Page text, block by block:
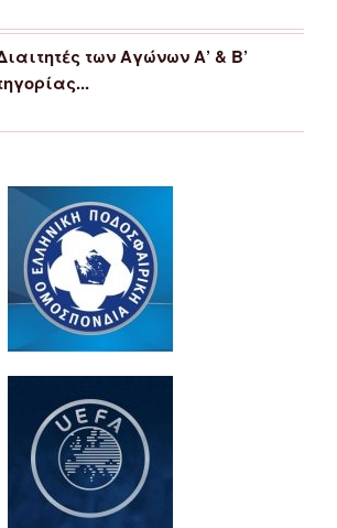
των Αγώνων Α’ & Β’